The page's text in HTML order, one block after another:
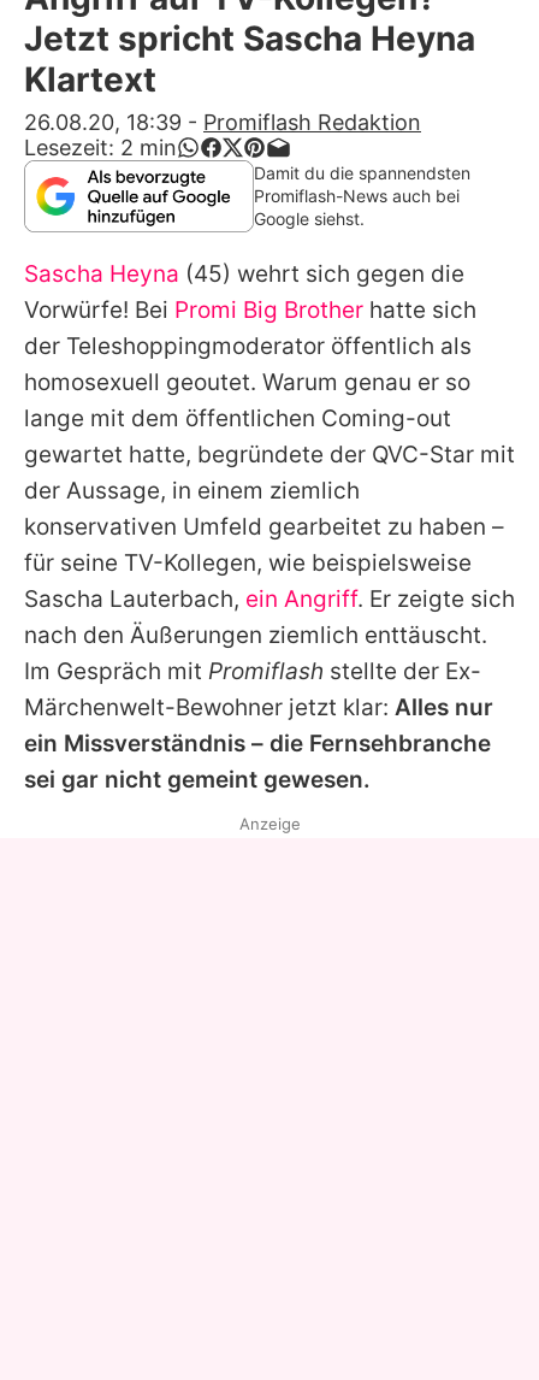
Alle Themen auf Promiflash
App runterladen
Team
Redaktionelle Richtlinien
Impressum
Datenschutzerklärung
Nutzungsbedingungen
Utiq verwalten
Jetzt spricht Sascha Heyna
Klartext
26.08.20, 18:39 - Promiflash Redaktion
Lesezeit: 2 min
Damit du die spannendsten
Promiflash-News auch bei
Google siehst.
Sascha Heyna (45) wehrt sich gegen die
Vorwürfe! Bei Promi Big Brother hatte sich
der Teleshoppingmoderator öffentlich als
homosexuell geoutet. Warum genau er so
lange mit dem öffentlichen Coming-out
gewartet hatte, begründete der QVC-Star mit
der Aussage, in einem ziemlich
konservativen Umfeld gearbeitet zu haben –
für seine TV-Kollegen, wie beispielsweise
Sascha Lauterbach, ein Angriff. Er zeigte sich
nach den Äußerungen ziemlich enttäuscht.
Im Gespräch mit Promiflash stellte der Ex-
Märchenwelt-Bewohner jetzt klar: Alles nur
ein Missverständnis – die Fernsehbranche
sei gar nicht gemeint gewesen.
Anzeige